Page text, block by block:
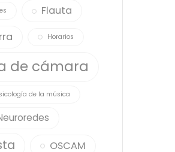
Flauta
Horarios
de cámara
de la música
OSCAM